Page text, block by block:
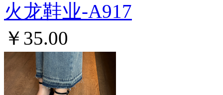
火龙鞋业-A917
￥35.00